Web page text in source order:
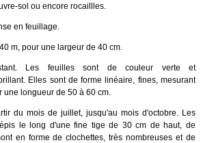
sol ou encore rocaillles.
en feuillage.
m, pour une largeur de 40 cm.
Les feuilles sont de couleur verte et
Elles sont de forme linéaire, fines, mesurant
longueur de 50 à 60 cm.
du mois de juillet, jusqu'au mois d'octobre. Les
le long d'une fine tige de 30 cm de haut, de
en forme de clochettes, très nombreuses et de